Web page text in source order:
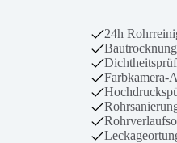
24h
Bautrocknung
Farbkamera-